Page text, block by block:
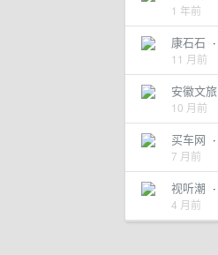
1 年前
康石石 ·
11 月前
安徽文旅
10 月前
买车网 ·
7 月前
视听潮 ·
4 月前